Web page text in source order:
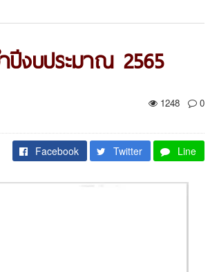
ปีงบประมาณ 2565
1248 0
Facebook Twitter Line